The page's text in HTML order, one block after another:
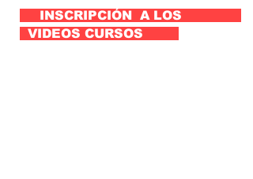
INSCRIPCIÓN A LOS
VIDEOS CURSOS